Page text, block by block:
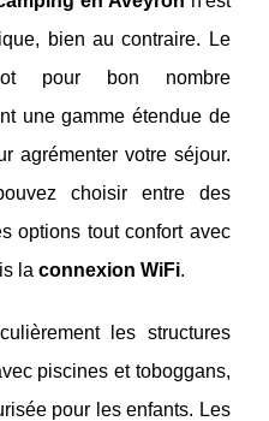
bien au contraire. Le
pour bon nombre
une gamme étendue de
agrémenter votre séjour.
choisir entre des
options tout confort avec
la connexion WiFi.
les structures
piscines et toboggans,
pour les enfants. Les